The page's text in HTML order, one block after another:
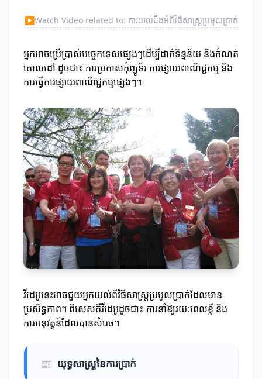
▶Watch Video related to: ការយល់ដឹងអំពីវិធីសាស្ត្រប្រមូលប្រាក់
អ្នកអាចប្រើប្រាស់បច្ចេកទេសផ្សេងៗដើម្បីដាក់ទិន្នន័យ និងកំណត់
គោលដៅ ដូចជា៖ ការប្រកាសកុំព្យូទ័រ ការផ្សាយពាណិជ្ជកម្ម និង
ការធ្វើការផ្សាយពាណិជ្ជកម្មផ្សេងៗ។
វីដេអូនេះអាចជួយអ្នកយល់ពីវិធីសាស្ត្រប្រមូលប្រាក់ដែលមាន
ប្រសិទ្ធភាព។ ពិសេសគឺវីដេអូដូចជា៖ ការនាំឱ្យរយៈពេលខ្លី និង
ការអនុវត្តន៍ដែលបានសំរេច។
📰 យុទ្ធសាស្ត្រនៃការប្រាក់